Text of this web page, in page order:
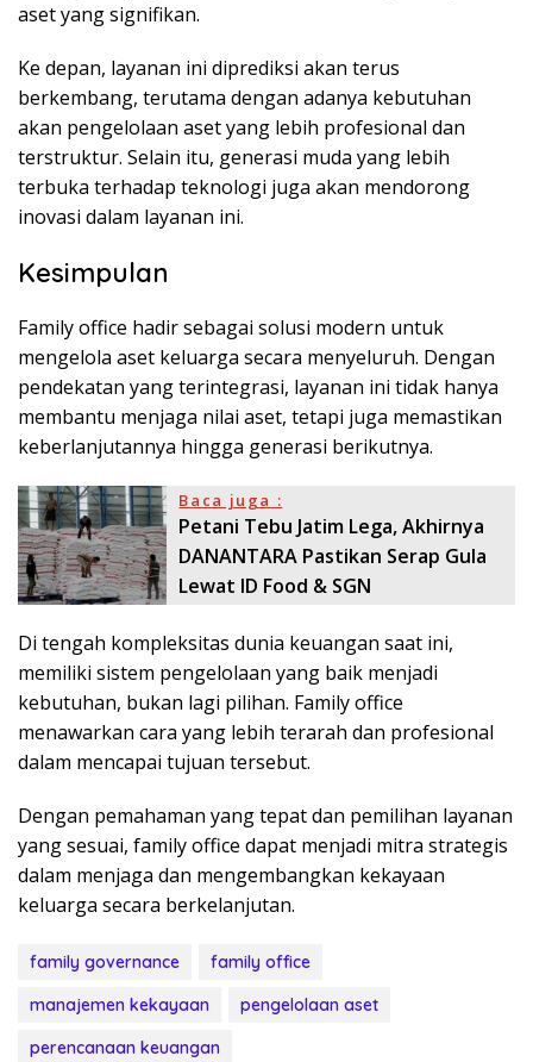
aset yang signifikan.
Ke depan, layanan ini diprediksi akan terus
berkembang, terutama dengan adanya kebutuhan
akan pengelolaan aset yang lebih profesional dan
terstruktur. Selain itu, generasi muda yang lebih
terbuka terhadap teknologi juga akan mendorong
inovasi dalam layanan ini.
Kesimpulan
Family office hadir sebagai solusi modern untuk
mengelola aset keluarga secara menyeluruh. Dengan
pendekatan yang terintegrasi, layanan ini tidak hanya
membantu menjaga nilai aset, tetapi juga memastikan
keberlanjutannya hingga generasi berikutnya.
Baca juga :
Petani Tebu Jatim Lega, Akhirnya
DANANTARA Pastikan Serap Gula
Lewat ID Food & SGN
Di tengah kompleksitas dunia keuangan saat ini,
memiliki sistem pengelolaan yang baik menjadi
kebutuhan, bukan lagi pilihan. Family office
menawarkan cara yang lebih terarah dan profesional
dalam mencapai tujuan tersebut.
Dengan pemahaman yang tepat dan pemilihan layanan
yang sesuai, family office dapat menjadi mitra strategis
dalam menjaga dan mengembangkan kekayaan
keluarga secara berkelanjutan.
family governance
family office
manajemen kekayaan
pengelolaan aset
perencanaan keuangan